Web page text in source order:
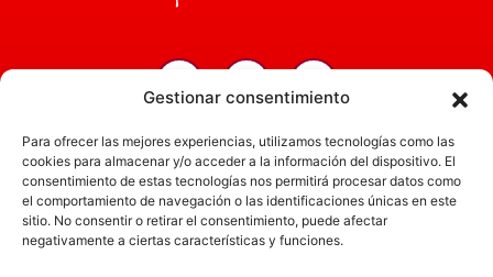
Gestionar consentimiento
Para ofrecer las mejores experiencias, utilizamos tecnologías como las
cookies para almacenar y/o acceder a la información del dispositivo. El
consentimiento de estas tecnologías nos permitirá procesar datos como
el comportamiento de navegación o las identificaciones únicas en este
sitio. No consentir o retirar el consentimiento, puede afectar
negativamente a ciertas características y funciones.
Servicios
Administración
Actualidad